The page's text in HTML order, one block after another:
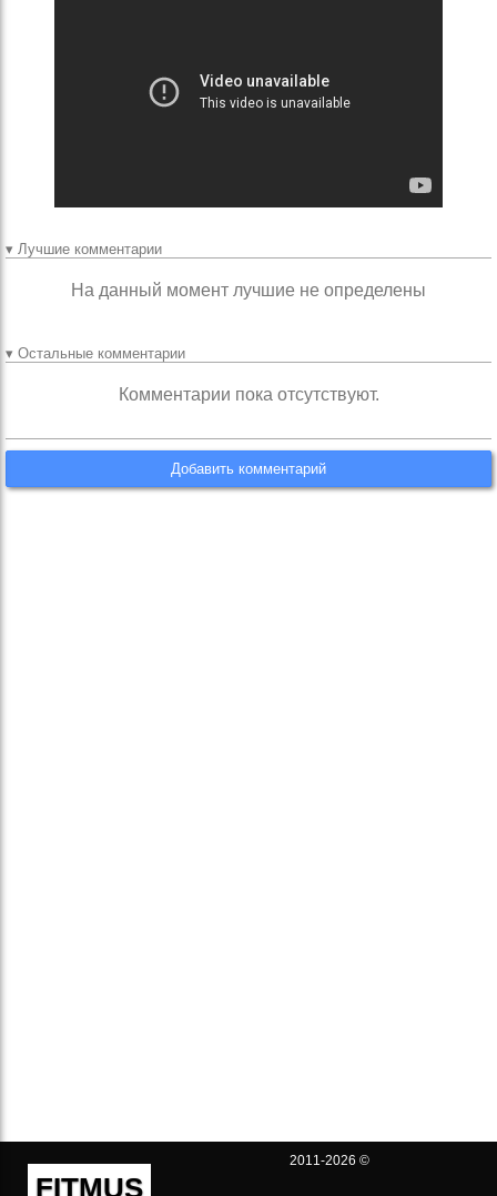
▾ Лучшие комментарии
На данный момент лучшие не определены
▾ Остальные комментарии
Комментарии пока отсутствуют.
Добавить комментарий
FITMUS
2011-2026 ©